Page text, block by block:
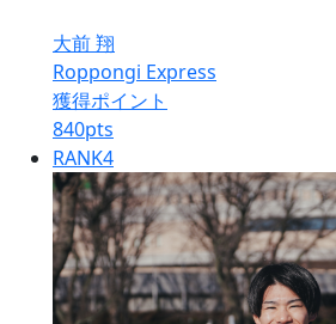
大前 翔
Roppongi Express
獲得ポイント
840pts
RANK4